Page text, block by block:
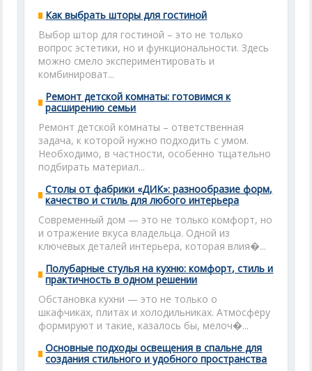
Как выбрать шторы для гостиной
Выбор штор для гостиной – это не только
вопрос эстетики, но и функциональности. Здесь
можно смело экспериментировать и
комбинироват...
Ремонт детской комнаты: готовимся к
расширению семьи
Ремонт детской комнаты – ответственная
задача, к которой нужно подходить с умом.
Необходимо, в частности, особенно тщательно
подбирать материал...
Столы от фабрики «ДИК»: разнообразие форм,
качество и стиль для любого интерьера
Современный дом — это не только комфорт, но
и отражение вкуса владельца. Одной из
ключевых деталей интерьера, которая влия�...
Полубарные стулья на кухню: комфорт, стиль и
практичность в одном решении
Обстановка кухни — это не только о
шкафчиках, плитах и холодильниках. Атмосферу
формируют и такие, казалось бы, мелоч�...
Основные подходы освещения в спальне для
создания стильного и удобного пространства